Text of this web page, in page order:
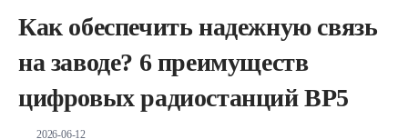
Как обеспечить надежную связь
на заводе? 6 преимуществ
цифровых радиостанций BP5
2026-06-12